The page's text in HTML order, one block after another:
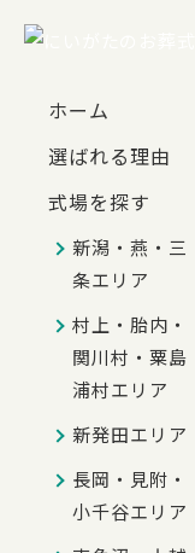
ホーム
選ばれる理由
式場を探す
新潟・燕・三
条エリア
村上・胎内・
関川村・粟島
浦村エリア
新発田エリア
長岡・見附・
小千谷エリア